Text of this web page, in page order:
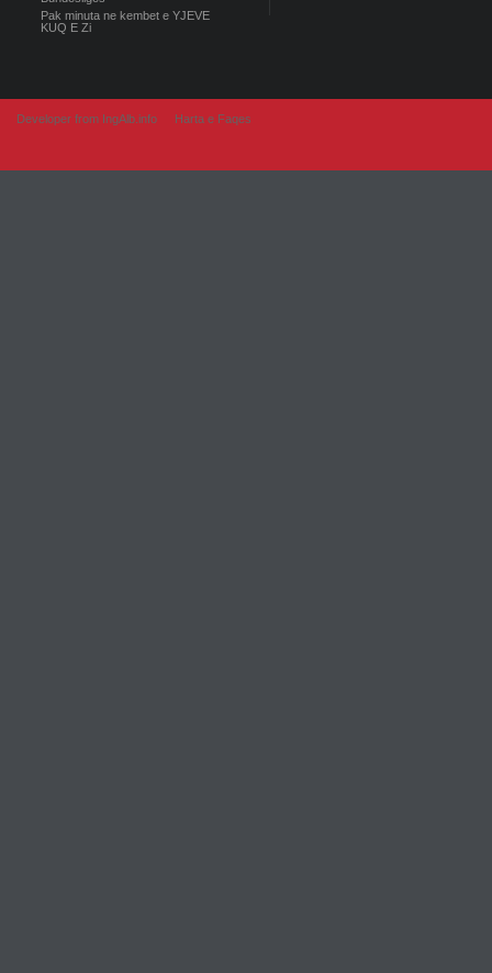
Pak minuta ne kembet e YJEVE
KUQ E Zi
Developer from IngAlb.info Harta e Faqes